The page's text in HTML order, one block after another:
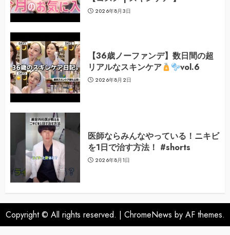
2026年8月3日
【36歳ノーファンデ】数日間の超
リアルなスキンケア
vol.6
2026年8月2日
医師ならみんなやっている！ニキビ
を1日で治す方法！ #shorts
2026年8月1日
Copyright © All rights reserved. | ChromeNews by AF themes.